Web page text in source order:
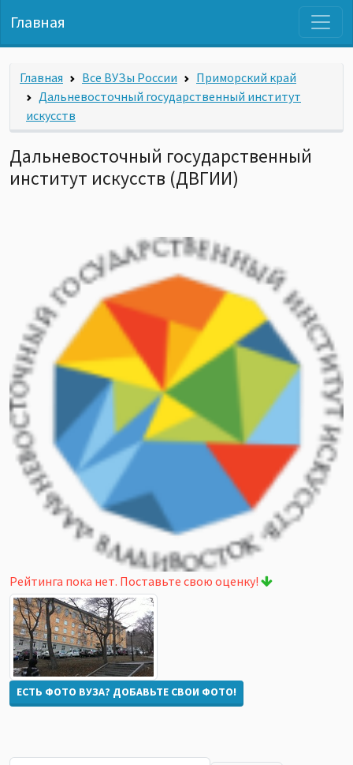
Главная
Главная Все ВУЗы России
Приморский край
Дальневосточный государственный институт
искусств
Дальневосточный государственный
институт искусств (ДВГИИ)
Рейтинга пока нет. Поставьте свою оценку!
ЕСТЬ ФОТО ВУЗА? ДОБАВЬТЕ СВОИ ФОТО!